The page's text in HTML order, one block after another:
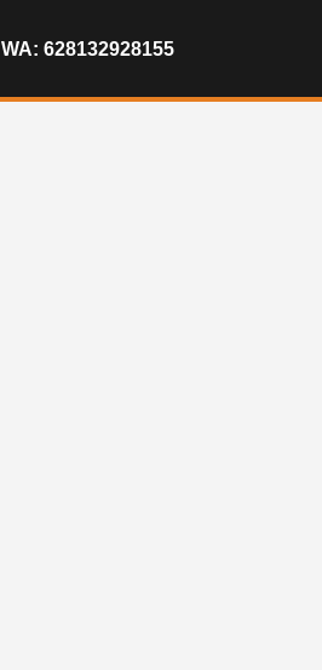
WA: 628132928155